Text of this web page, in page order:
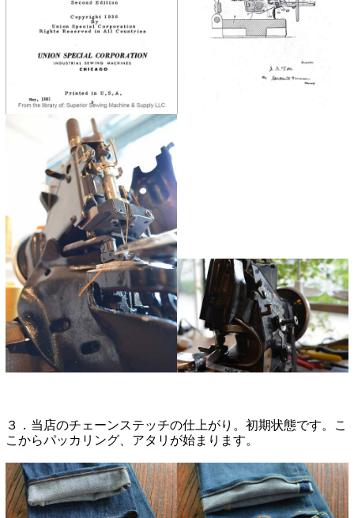
３．当店のチェーンステッチの仕上がり。初期状態です。こ
こからパッカリング、アタリが始まります。